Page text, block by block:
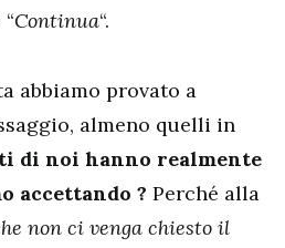
Continua“.
abbiamo provato a
almeno quelli in
di noi hanno realmente
accettando ? Perché alla
non ci venga chiesto il